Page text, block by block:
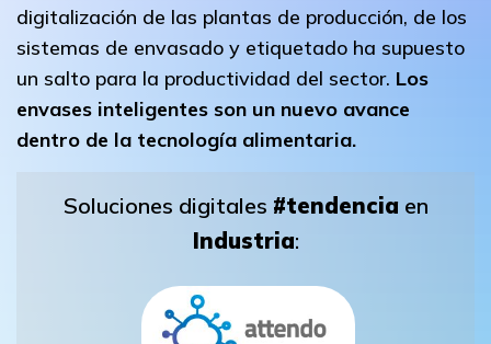
digitalización de las plantas de producción, de los
sistemas de envasado y etiquetado ha supuesto
un salto para la productividad del sector. Los
envases inteligentes son un nuevo avance
dentro de la tecnología alimentaria.
Soluciones digitales #tendenciaen
Industria: